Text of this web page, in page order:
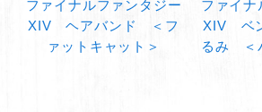
ファイナルファンタジー
XIV ヘアバンド ＜フ
ァットキャット＞
ファイナ
XIV ベ
るみ ＜